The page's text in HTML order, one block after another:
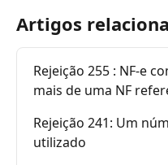
Artigos
Rejeição 255 : NF-e
mais de uma NF
Rejeição 241: Um
utilizado